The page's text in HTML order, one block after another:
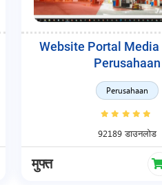
Website Portal
Perusahaan
Perusahaan
92189 डाउनलोड
मुफ्त